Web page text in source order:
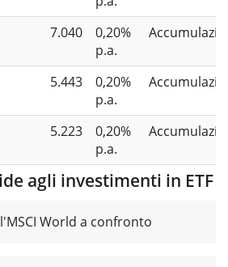
7.040
0,20%
p.a.
5.443
0,20%
p.a.
5.223
0,20%
p.a.
agli investimenti in ETF
World a confronto